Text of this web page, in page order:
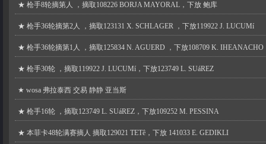
★ 枪手8轮摘第人 ，摘取108226 BORJA MAYORAL，下放 鲍库
★ 枪手36轮摘第2人 ，摘取123131 X. SCHLAGER ，下放119922 J. LUCUMí
★ 枪手36轮摘第1人 ，摘取125834 N. AGUERD ，下放108709 K. IHEANACHO
★ 枪手30轮 ，摘取119922 J. LUCUMí，下放123749 L. SUáREZ
★ wosa 弗拉泰西 交易 静静 亚当斯
★ 枪手16轮 ，摘取123749 L. SUáREZ，下放109252 M. PESSINA
★ 本菲卡48轮满赛摘人 摘取129021 TETê，下放 141033 E. GEDIKLI